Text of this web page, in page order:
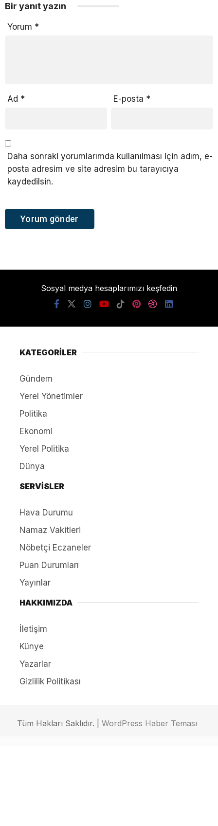
Bir yanıt yazın
Yorum *
Ad * E-posta *
Daha sonraki yorumlarımda kullanılması için adım, e-
posta adresim ve site adresim bu tarayıcıya
kaydedilsin.
Sosyal medya hesaplarımızı keşfedin
KATEGORİLER
Gündem
Yerel Yönetimler
Politika
Ekonomi
Yerel Politika
Dünya
SERVİSLER
Hava Durumu
Namaz Vakitleri
Nöbetçi Eczaneler
Puan Durumları
Yayınlar
HAKKIMIZDA
İletişim
Künye
Yazarlar
Gizlilik Politikası
Tüm Hakları Saklıdır. | WordPress Haber Teması